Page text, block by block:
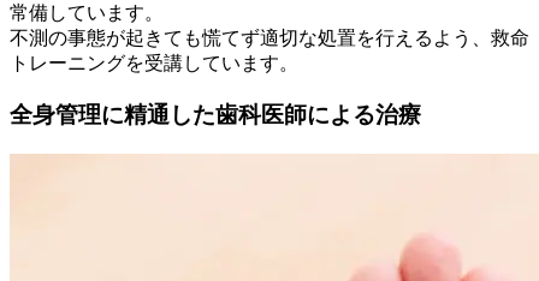
常備しています。
不測の事態が起きても慌てず適切な処置を行えるよう、救命
トレーニングを受講しています。
全身管理に精通した歯科医師による治療